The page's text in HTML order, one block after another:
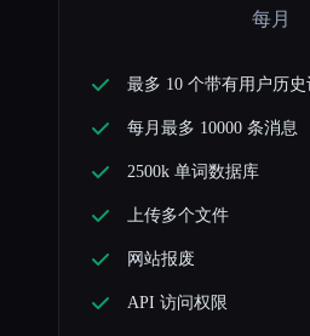
每月
最多 10 个带有用户历
每月最多 10000 条消息
2500k 单词数据库
上传多个文件
网站报废
API 访问权限